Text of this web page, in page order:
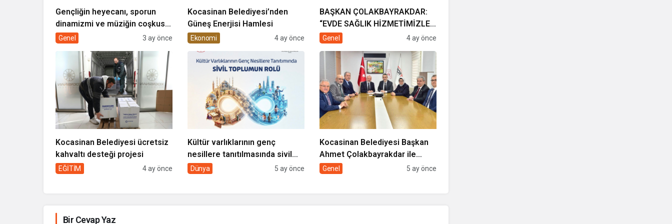
Gençliğin heyecanı, sporun
dinamizmi ve müziğin coşkusu
Kocasinan’da bir araya geliyor!
Genel 3 ay önce
Kocasinan Belediyesi’nden
Güneş Enerjisi Hamlesi
Ekonomi 4 ay önce
BAŞKAN ÇOLAKBAYRAKDAR:
“EVDE SAĞLIK HİZMETİMİZLE
DE GÖNÜLLERE
Genel 4 ay önce
Kocasinan Belediyesi ücretsiz
kahvaltı desteği projesi
EĞİTİM 4 ay önce
Kültür varlıklarının genç
nesillere tanıtılmasında sivil
toplumun rolü
Dünya 5 ay önce
Kocasinan Belediyesi Başkan
Ahmet Çolakbayrakdar ile
yeniliklere imza atıyor
Genel 5 ay önce
Bir Cevap Yaz